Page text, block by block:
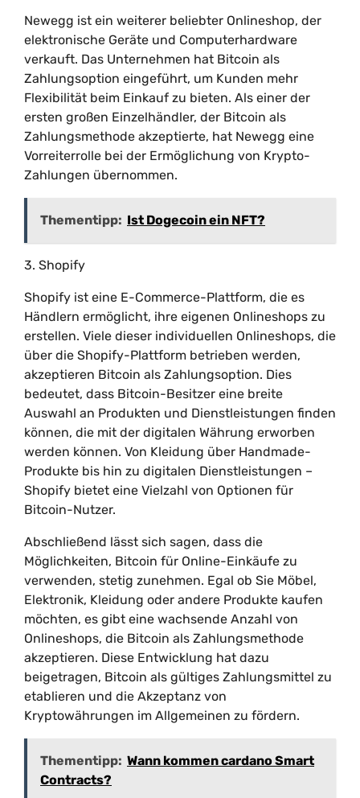
Newegg ist ein weiterer beliebter Onlineshop, der
elektronische Geräte und Computerhardware
verkauft. Das Unternehmen hat Bitcoin als
Zahlungsoption eingeführt, um Kunden mehr
Flexibilität beim Einkauf zu bieten. Als einer der
ersten großen Einzelhändler, der Bitcoin als
Zahlungsmethode akzeptierte, hat Newegg eine
Vorreiterrolle bei der Ermöglichung von Krypto-
Zahlungen übernommen.
Thementipp: Ist Dogecoin ein NFT?
3. Shopify
Shopify ist eine E-Commerce-Plattform, die es
Händlern ermöglicht, ihre eigenen Onlineshops zu
erstellen. Viele dieser individuellen Onlineshops, die
über die Shopify-Plattform betrieben werden,
akzeptieren Bitcoin als Zahlungsoption. Dies
bedeutet, dass Bitcoin-Besitzer eine breite
Auswahl an Produkten und Dienstleistungen finden
können, die mit der digitalen Währung erworben
werden können. Von Kleidung über Handmade-
Produkte bis hin zu digitalen Dienstleistungen –
Shopify bietet eine Vielzahl von Optionen für
Bitcoin-Nutzer.
Abschließend lässt sich sagen, dass die
Möglichkeiten, Bitcoin für Online-Einkäufe zu
verwenden, stetig zunehmen. Egal ob Sie Möbel,
Elektronik, Kleidung oder andere Produkte kaufen
möchten, es gibt eine wachsende Anzahl von
Onlineshops, die Bitcoin als Zahlungsmethode
akzeptieren. Diese Entwicklung hat dazu
beigetragen, Bitcoin als gültiges Zahlungsmittel zu
etablieren und die Akzeptanz von
Kryptowährungen im Allgemeinen zu fördern.
Thementipp: Wann kommen cardano Smart
Contracts?